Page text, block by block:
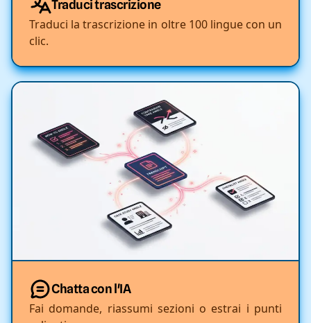
Traduci trascrizione
Traduci la trascrizione in oltre 100 lingue con un
clic.
Chatta con l'IA
Fai domande, riassumi sezioni o estrai i punti